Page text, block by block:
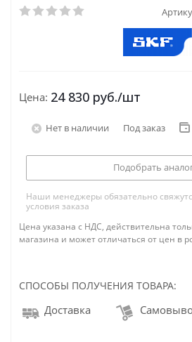
Цена: 24 830 руб./шт
Нет в наличии Под заказ
Подобрать
Наши менеджеры обязательно
условия заказа
Цена указана с НДС, действительна
магазина и может отличаться от цен в
СПОСОБЫ ПОЛУЧЕНИЯ ТОВАРА:
Доставка